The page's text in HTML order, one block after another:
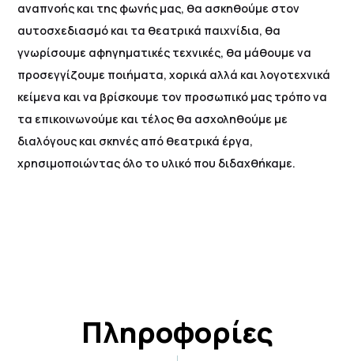
αναπνοής και της φωνής μας, θα ασκηθούμε στον
αυτοσχεδιασμό και τα θεατρικά παιχνίδια, θα
γνωρίσουμε αφηγηματικές τεχνικές, θα μάθουμε να
προσεγγίζουμε ποιήματα, χορικά αλλά και λογοτεχνικά
κείμενα και να βρίσκουμε τον προσωπικό μας τρόπο να
τα επικοινωνούμε και τέλος θα ασχοληθούμε με
διαλόγους και σκηνές από θεατρικά έργα,
χρησιμοποιώντας όλο το υλικό που διδαχθήκαμε.
Πληροφορίες